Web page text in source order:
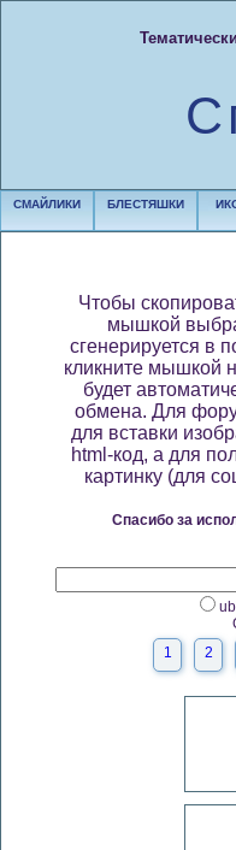
СМАЙЛИКИ БЛЕСТЯШКИ
Чтобы
мышкой
сгенерируется в
кликните мышкой
будет
обмена. Для
для вставки
html-код, а для
картинку (для
Спасибо за
1
2